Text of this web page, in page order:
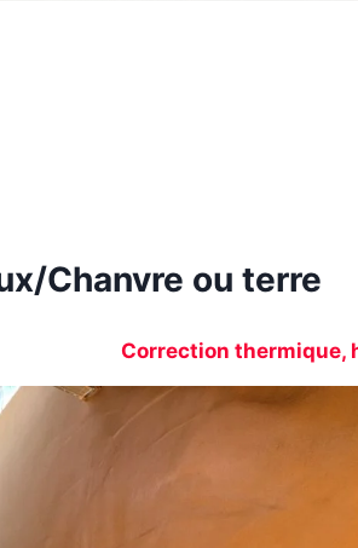
Chanvre ou terre
Correction thermique,